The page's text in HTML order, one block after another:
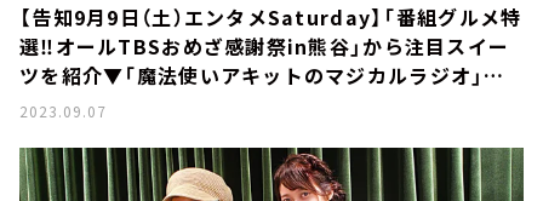
【告知9月9日（土）エンタメSaturday】「番組グルメ特
選‼オールTBSおめざ感謝祭in熊谷」から注目スイー
ツを紹介▼「魔法使いアキットのマジカルラジオ」ゲ
ストはカトリーナ陽子さん
2023.09.07